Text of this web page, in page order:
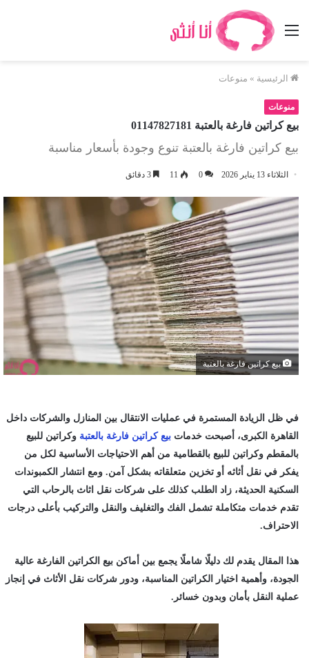
القائمة
الرئيسية » منوعات
منوعات
بيع كراتين فارغة بالعتبة 01147827181
بيع كراتين فارغة بالعتبة تنوع وجودة بأسعار مناسبة
الثلاثاء 13 يناير 2026 0
11
بيع كراتين فارغة بالعتبة
في ظل الزيادة المستمرة في عمليات الانتقال بين المنازل والشركات داخل
القاهرة الكبرى، أصبحت خدمات بيع كراتين فارغة بالعتبة وكراتين للبيع
بالمقطم وكراتين للبيع بالقطامية من أهم الاحتياجات الأساسية لكل من
يفكر في نقل أثاثه أو تخزين متعلقاته بشكل آمن. ومع انتشار الكمبوندات
السكنية الحديثة، زاد الطلب كذلك على شركات نقل اثاث بالرحاب التي
تقدم خدمات متكاملة تشمل الفك والتغليف والنقل والتركيب بأعلى درجات
الاحتراف.
هذا المقال يقدم لك دليلًا شاملًا يجمع بين أماكن بيع الكراتين الفارغة عالية
الجودة، وأهمية اختيار الكراتين المناسبة، ودور شركات نقل الأثاث في إنجاز
عملية النقل بأمان وبدون خسائر.